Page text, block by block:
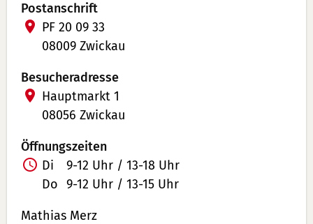
Postanschrift
PF 20 09 33
08009 Zwickau
Besucheradresse
Hauptmarkt 1
08056 Zwickau
Öffnungszeiten
Di
9-12 Uhr / 13-18 Uhr
Do 9-12 Uhr / 13-15 Uhr
Mathias Merz